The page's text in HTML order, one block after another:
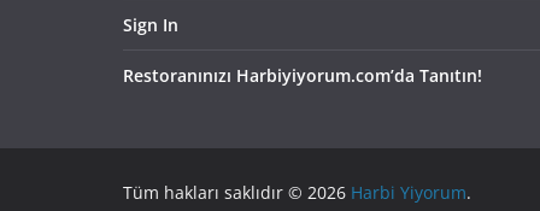
Sign In
Restoranınızı Harbiyiyorum.com’da Tanıtın!
Tüm hakları saklıdır © 2026 Harbi Yiyorum.